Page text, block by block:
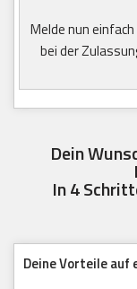
Melde nun
bei der
Dein
In 4
Deine Vorteile auf